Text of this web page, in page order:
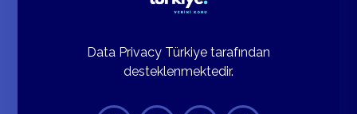
Data Privacy Türkiye tarafından
desteklenmektedir.